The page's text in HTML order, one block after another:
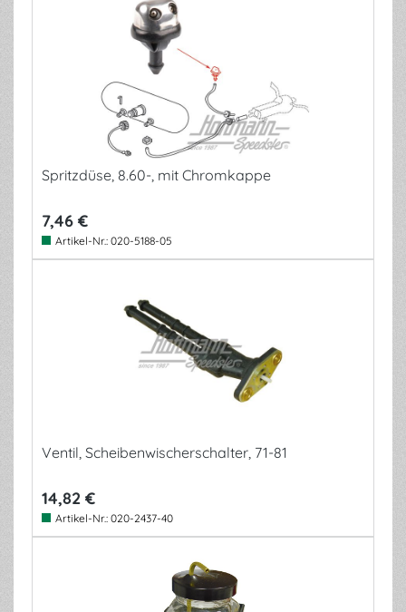
Spritzdüse, 8.60-, mit Chromkappe
7,46 €
Artikel-Nr.: 020-5188-05
Ventil, Scheibenwischerschalter, 71-81
14,82 €
Artikel-Nr.: 020-2437-40